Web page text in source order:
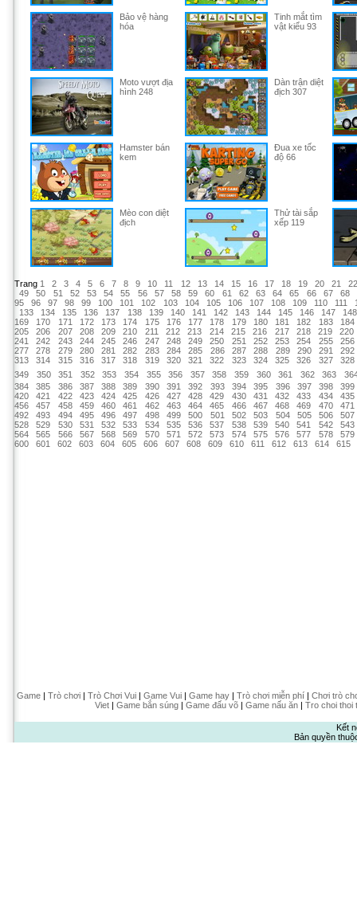
Bảo vệ hàng
hóa
Tinh mắt tìm
vật kiểu 93
Moto vượt địa
hình 248
Dàn trận diệt
địch 307
Hamster bán
kem
Đua xe tốc
độ 66
Mèo con diệt
địch
Thử tài sắp
xếp 119
Trang 1 2 3 4 5 6 7 8 9 10 11 12 13 14 15 16 17 18 19 20 21
22
49
50 51 52 53 54 55 56 57 58 59 60 61 62 63 64 65 66 67
68
95
96 97 98 99 100 101 102 103 104 105 106 107 108 109 110 111
133
134 135 136 137 138 139 140 141 142 143 144 145 146 147
148
169
170 171 172 173 174 175 176 177 178 179 180 181 182 183
184
205
206 207 208 209 210 211 212 213 214 215 216 217 218 219
220
241
242 243 244 245 246 247 248 249 250 251 252 253 254 255
256
277
278 279 280 281 282 283 284 285 286 287 288 289 290 291
292
313
314 315 316 317 318 319 320 321 322 323 324 325 326 327
328
349
350 351 352 353 354 355 356 357 358 359 360 361 362 363
384
385 386 387 388 389 390 391 392 393 394 395 396 397 398
399
420
421 422 423 424 425 426 427 428 429 430 431 432 433 434
435
456
457 458 459 460 461 462 463 464 465 466 467 468 469 470
471
492
493 494 495 496 497 498 499 500 501 502 503 504 505 506
507
528
529 530 531 532 533 534 535 536 537 538 539 540 541 542
543
564
565 566 567 568 569 570 571 572 573 574 575 576 577 578
579
600
601 602 603 604 605 606 607 608 609 610 611 612 613 614 615
Game| Trò chơi| Trò Chơi Vui| Game Vui| Game hay| Trò chơi miễn phí| Chơi trò
Viet| Game bắn súng| Game đấu võ| Game nấu ăn| Tro choi thoi
Kết
Bản quyền